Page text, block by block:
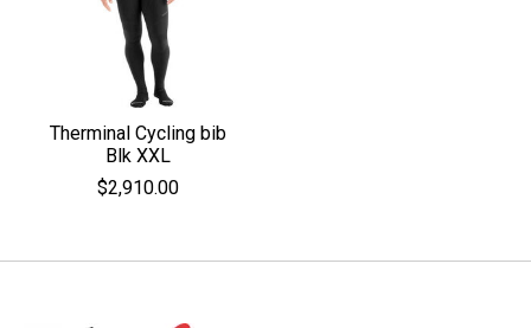
Therminal Cycling bib
Blk XXL
$2,910.00